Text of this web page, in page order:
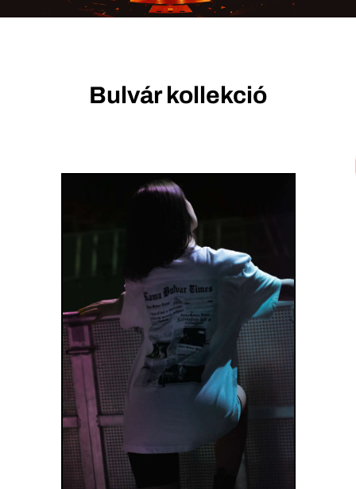
Bulvár kollekció